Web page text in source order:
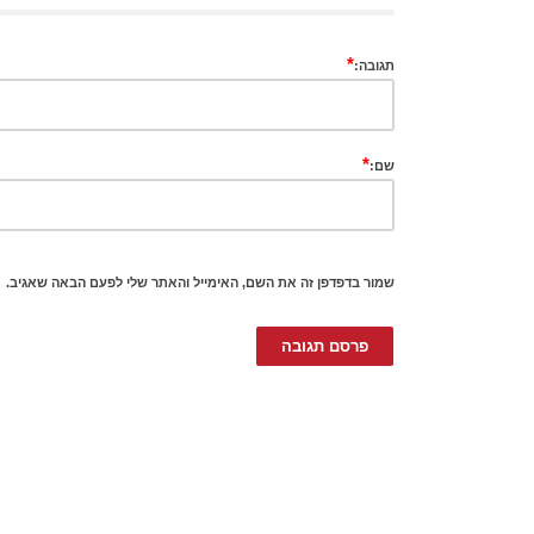
תגובה:*
שם:*
שמור בדפדפן זה את השם, האימייל והאתר שלי לפעם הבאה שאגיב.